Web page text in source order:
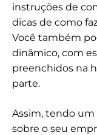
instruções de
dicas de como
Você também
dinâmico, com
preenchidos na
parte.
Assim, tendo
sobre o seu